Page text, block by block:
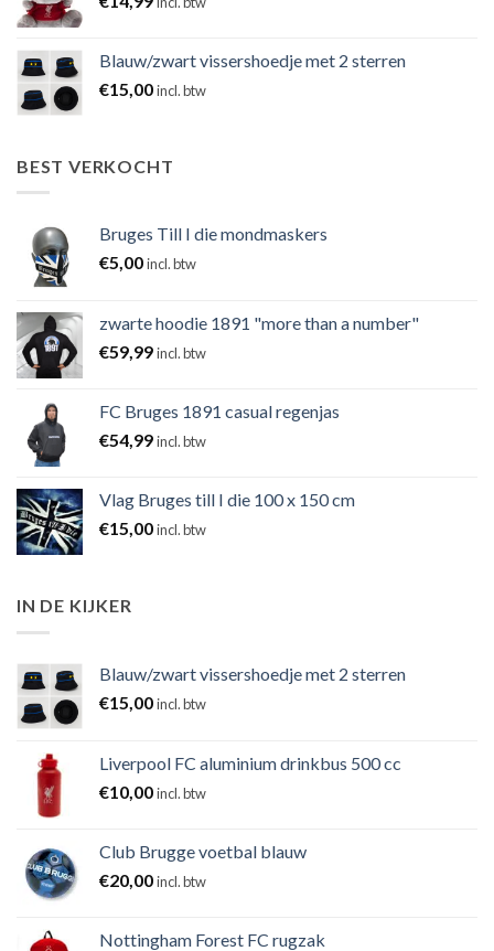
Blauw/zwart vissershoedje met 2 sterren
€15,00incl. btw
BEST VERKOCHT
Bruges Till I die mondmaskers
€5,00incl. btw
zwarte hoodie 1891 "more than a number"
€59,99incl. btw
FC Bruges 1891 casual regenjas
€54,99incl. btw
Vlag Bruges till I die 100 x 150 cm
€15,00incl. btw
IN DE KIJKER
Blauw/zwart vissershoedje met 2 sterren
€15,00incl. btw
Liverpool FC aluminium drinkbus 500 cc
€10,00incl. btw
Club Brugge voetbal blauw
€20,00incl. btw
Nottingham Forest FC rugzak